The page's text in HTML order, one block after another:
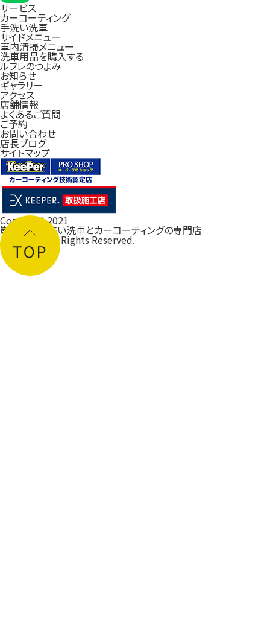
サービス
カーコーティング
手洗い洗車
サイドメニュー
車内清掃メニュー
洗車用品を購入する
ルフレのつよみ
お知らせ
ギャラリー
アクセス
店舗情報
よくあるご質問
ご予約
お問い合わせ
店長ブログ
サイトマップ
Copyright 2021
岸和田の手洗い洗車とカーコーティングの専門店
ルフレ大阪 All Rights Reserved.